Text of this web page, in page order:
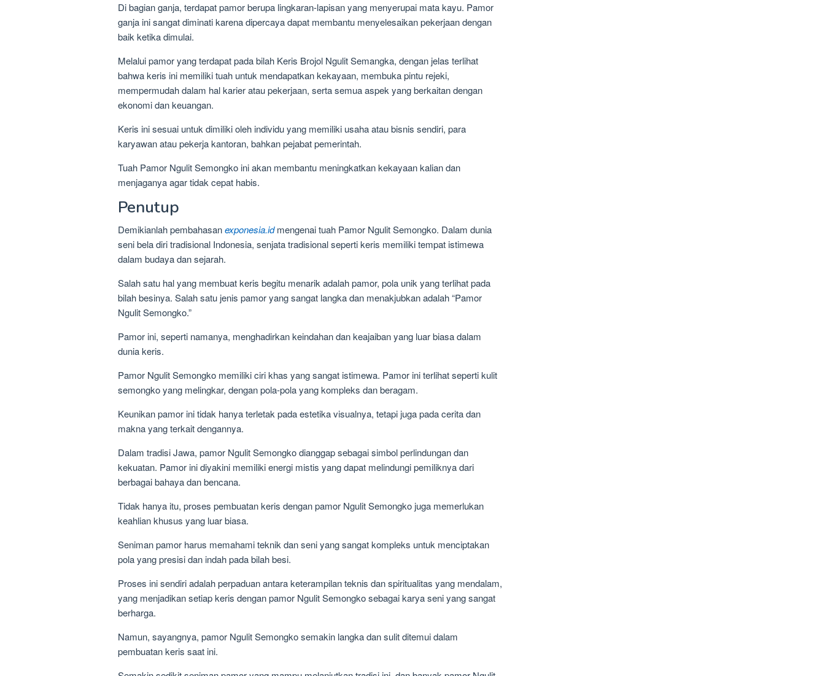
Di bagian ganja, terdapat pamor berupa lingkaran-lapisan yang menyerupai mata kayu. Pamor
ganja ini sangat diminati karena dipercaya dapat membantu menyelesaikan pekerjaan dengan
baik ketika dimulai.
Melalui pamor yang terdapat pada bilah Keris Brojol Ngulit Semangka, dengan jelas terlihat
bahwa keris ini memiliki tuah untuk mendapatkan kekayaan, membuka pintu rejeki,
mempermudah dalam hal karier atau pekerjaan, serta semua aspek yang berkaitan dengan
ekonomi dan keuangan.
Keris ini sesuai untuk dimiliki oleh individu yang memiliki usaha atau bisnis sendiri, para
karyawan atau pekerja kantoran, bahkan pejabat pemerintah.
Tuah Pamor Ngulit Semongko ini akan membantu meningkatkan kekayaan kalian dan
menjaganya agar tidak cepat habis.
Penutup
Demikianlah pembahasanexponesia.idmengenai tuah Pamor Ngulit Semongko. Dalam dunia
seni bela diri tradisional Indonesia, senjata tradisional seperti keris memiliki tempat istimewa
dalam budaya dan sejarah.
Salah satu hal yang membuat keris begitu menarik adalah pamor, pola unik yang terlihat pada
bilah besinya. Salah satu jenis pamor yang sangat langka dan menakjubkan adalah “Pamor
Ngulit Semongko.”
Pamor ini, seperti namanya, menghadirkan keindahan dan keajaiban yang luar biasa dalam
dunia keris.
Pamor Ngulit Semongko memiliki ciri khas yang sangat istimewa. Pamor ini terlihat seperti kulit
semongko yang melingkar, dengan pola-pola yang kompleks dan beragam.
Keunikan pamor ini tidak hanya terletak pada estetika visualnya, tetapi juga pada cerita dan
makna yang terkait dengannya.
Dalam tradisi Jawa, pamor Ngulit Semongko dianggap sebagai simbol perlindungan dan
kekuatan. Pamor ini diyakini memiliki energi mistis yang dapat melindungi pemiliknya dari
berbagai bahaya dan bencana.
Tidak hanya itu, proses pembuatan keris dengan pamor Ngulit Semongko juga memerlukan
keahlian khusus yang luar biasa.
Seniman pamor harus memahami teknik dan seni yang sangat kompleks untuk menciptakan
pola yang presisi dan indah pada bilah besi.
Proses ini sendiri adalah perpaduan antara keterampilan teknis dan spiritualitas yang mendalam,
yang menjadikan setiap keris dengan pamor Ngulit Semongko sebagai karya seni yang sangat
berharga.
Namun, sayangnya, pamor Ngulit Semongko semakin langka dan sulit ditemui dalam
pembuatan keris saat ini.